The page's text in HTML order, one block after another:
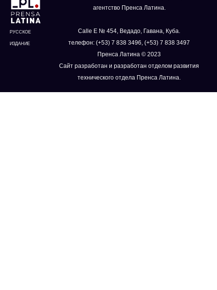
РУССКОЕ
ИЗДАНИЕ
агентство Пренса Латина.
Calle E № 454, Ведадо, Гавана, Куба.
телефон: (+53) 7 838 3496, (+53) 7 838 3497
Пренса Латина © 2023
Сайт разработан и разработан отделом развития
технического отдела Пренса Латина.